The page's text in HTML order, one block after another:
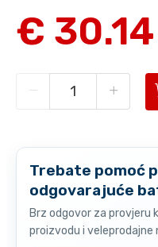
€ 30.14
Trebate pomoć
odgovarajuće
Brz odgovor za
proizvodu i veleprodajne